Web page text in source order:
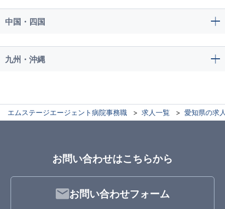
中国・四国
九州・沖縄
エムステージエージェント病院事務職 求人一覧 愛知県の求
お問い合わせはこちらから
お問い合わせフォーム